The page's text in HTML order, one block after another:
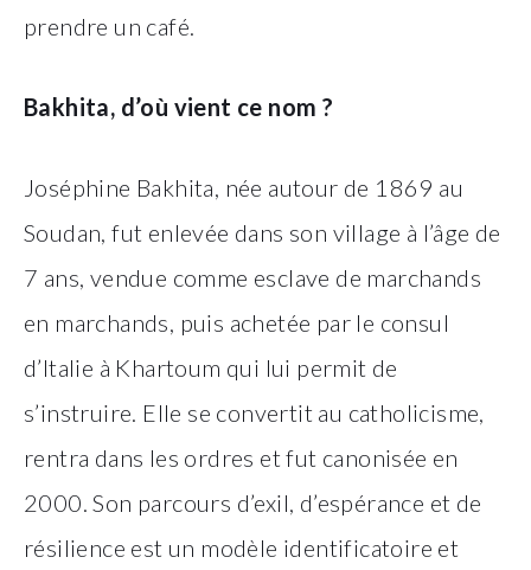
prendre un café.
Bakhita, d’où vient ce nom ?
Joséphine Bakhita, née autour de 1869 au
Soudan, fut enlevée dans son village à l’âge de
7 ans, vendue comme esclave de marchands
en marchands, puis achetée par le consul
d’Italie à Khartoum qui lui permit de
s’instruire. Elle se convertit au catholicisme,
rentra dans les ordres et fut canonisée en
2000. Son parcours d’exil, d’espérance et de
résilience est un modèle identificatoire et